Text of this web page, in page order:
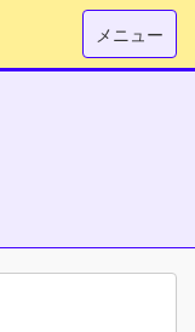
メニュー